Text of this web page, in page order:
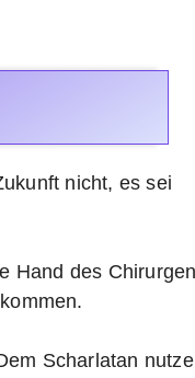
nicht, es sei
Hand des
Scharlatan